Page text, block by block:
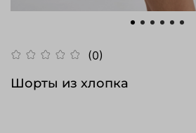
(0)
Шорты из хлопка